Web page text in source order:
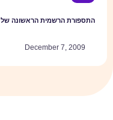
התספורת הרשמית הראשונה של
December 7, 2009